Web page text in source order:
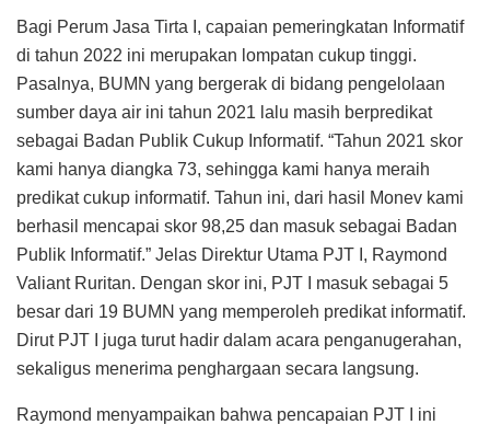
Bagi Perum Jasa Tirta I, capaian pemeringkatan Informatif
di tahun 2022 ini merupakan lompatan cukup tinggi.
Pasalnya, BUMN yang bergerak di bidang pengelolaan
sumber daya air ini tahun 2021 lalu masih berpredikat
sebagai Badan Publik Cukup Informatif. “Tahun 2021 skor
kami hanya diangka 73, sehingga kami hanya meraih
predikat cukup informatif. Tahun ini, dari hasil Monev kami
berhasil mencapai skor 98,25 dan masuk sebagai Badan
Publik Informatif.” Jelas Direktur Utama PJT I, Raymond
Valiant Ruritan. Dengan skor ini, PJT I masuk sebagai 5
besar dari 19 BUMN yang memperoleh predikat informatif.
Dirut PJT I juga turut hadir dalam acara penganugerahan,
sekaligus menerima penghargaan secara langsung.
Raymond menyampaikan bahwa pencapaian PJT I ini